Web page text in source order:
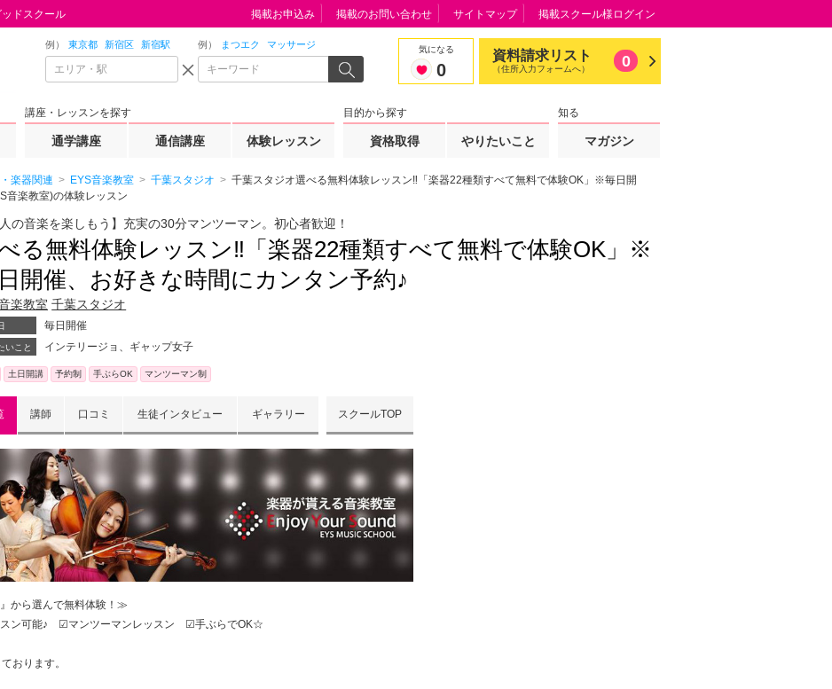
ドスクール
例） 東京都 新宿区 新宿駅 例） まつエク マッサージ 気になる
0
資料請求リスト
（住所入力フォームへ） 0
講座・レッスンを探す
通学講座 通信講座 体験レッスン
目的から探す
資格取得 やりたいこと
知る
マガジン
掲載お申込み 掲載のお問い合わせ サイトマップ 掲載スクール様ログイン
楽器関連 EYS音楽教室 千葉スタジオ
千葉スタジオ選べる無料体験レッスン‼「楽器22種類すべて無料で体験OK」※毎日開
音楽教室)の体験レッスン
人の音楽を楽しもう】充実の30分マンツーマン。初心者歓迎！
る無料体験レッスン‼「楽器22種類すべて無料で体験OK」※
開催、お好きな時間にカンタン予約♪
楽教室 千葉スタジオ
毎日開催
いこと インテリージョ、ギャップ女子
土日開講 予約制 手ぶらOK マンツーマン制
講師 口コミ 生徒インタビュー ギャラリー スクールTOP
から選んで無料体験！≫
ン可能♪ ☑マンツーマンレッスン ☑手ぶらでOK☆
おります。